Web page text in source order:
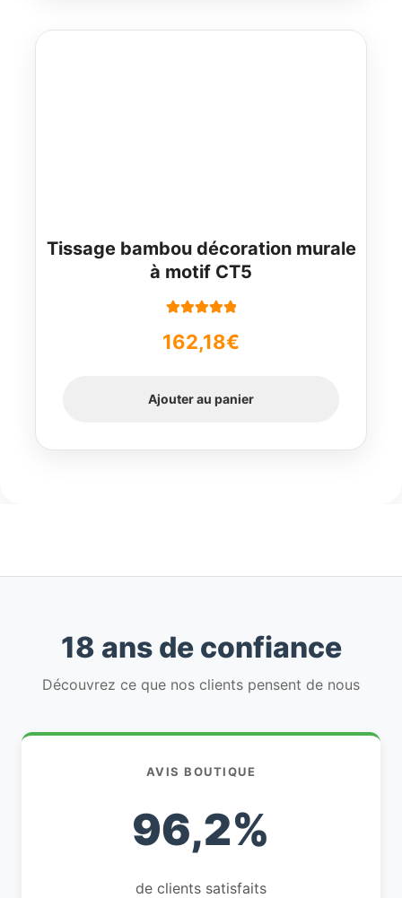
Tissage bambou décoration murale
à motif CT5
5
162,18€
Ajouter au panier
18 ans de confiance
Découvrez ce que nos clients pensent de nous
AVIS BOUTIQUE
96,2%
de clients satisfaits